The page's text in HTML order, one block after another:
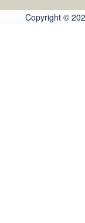
Copyright ©